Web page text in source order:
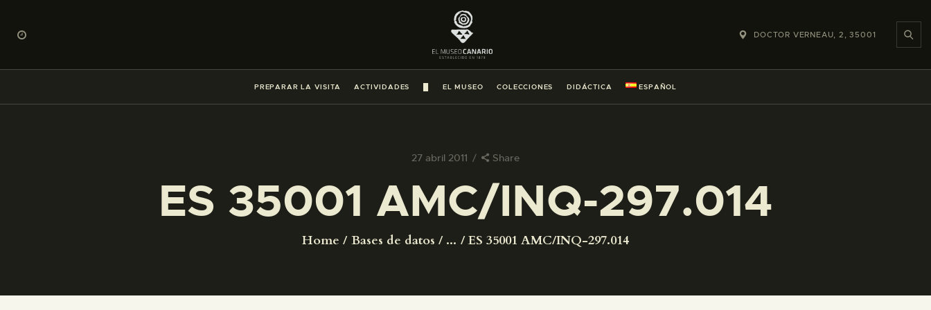
DOCTOR VERNEAU, 2, 35001
PREPARAR LA VISITA ACTIVIDADES EL MUSEO COLECCIONES DIDÁCTICA ESPAÑOL
27 abril 2011 Share
ES 35001 AMC/INQ-297.014
Home Bases de datos ... ES 35001 AMC/INQ-297.014
PREPARAR LA VISITA
ACTIVIDADES
█
COLECCIONES
DIDÁCTICA